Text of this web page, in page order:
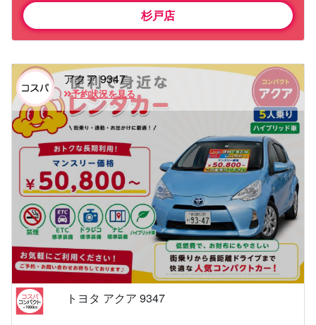
杉戸店
アクア 9347
予約状況を見る
トヨタ アクア 9347